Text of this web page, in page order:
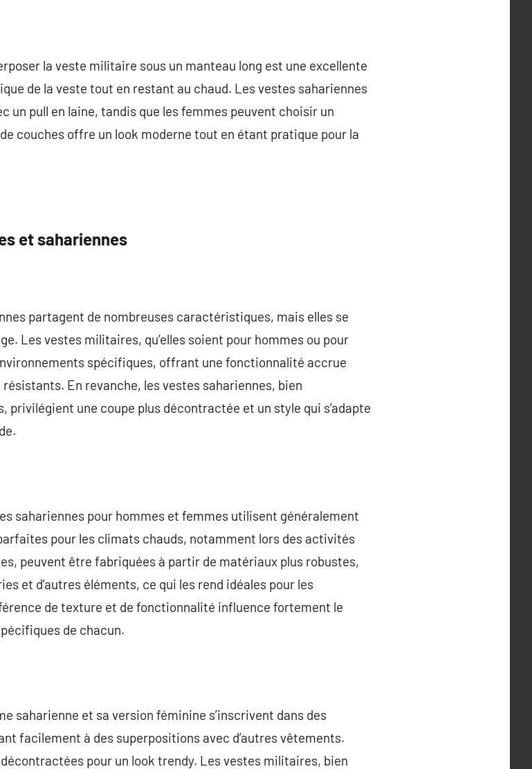
la veste militaire sous un manteau long est une excellente
de la veste tout en restant au chaud. Les vestes sahariennes
un pull en laine, tandis que les femmes peuvent choisir un
couches offre un look moderne tout en étant pratique pour la
et sahariennes
partagent de nombreuses caractéristiques, mais elles se
Les vestes militaires, qu’elles soient pour hommes ou pour
spécifiques, offrant une fonctionnalité accrue
En revanche, les vestes sahariennes, bien
privilégient une coupe plus décontractée et un style qui s’adapte
sahariennes pour hommes et femmes utilisent généralement
pour les climats chauds, notamment lors des activités
peuvent être fabriquées à partir de matériaux plus robustes,
et d’autres éléments, ce qui les rend idéales pour les
de texture et de fonctionnalité influence fortement le
de chacun.
saharienne et sa version féminine s’inscrivent dans des
facilement à des superpositions avec d’autres vêtements.
pour un look trendy. Les vestes militaires, bien